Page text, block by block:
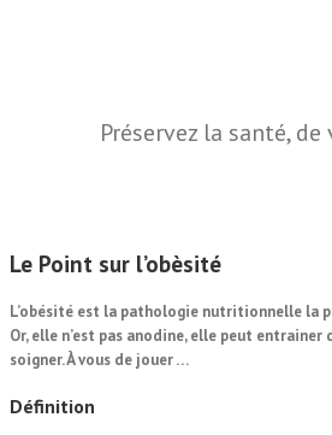
Préservez la santé, de
Le Point sur l’obèsité
L’obésité est la pathologie nutritionnelle la
Or, elle n’est pas anodine, elle peut
soigner. À vous de jouer …
Définition